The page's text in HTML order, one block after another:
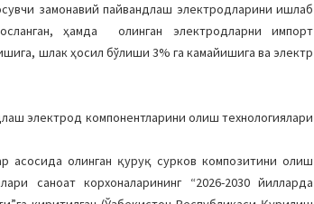
замонавий пайвандлаш электродларини ишлаб
ҳамда олинган электродларни импорт
шлак ҳосил бўлиши 3% га камайишига ва электр
электрод компонентларини олиш технологиялари
асосида олинган қуруқ сурков композитини олиш
саноат корхоналарининг “2026-2030 йилларда